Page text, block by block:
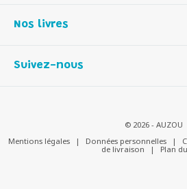
Notre histoire
Contactez-nous
Nos livres
Livres enfants
Suivez-nous
© 2026 - AUZOU
Mentions légales
| Données personnelles |
de livraison
| Plan